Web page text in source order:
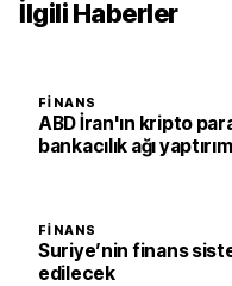
İlgili Haberler
FINANS
ABD İran'ın kripto
bankacılık ağı
FINANS
Suriye’nin finans
edilecek